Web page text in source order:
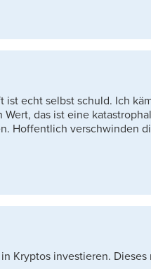
ist echt selbst schuld. Ich
das ist eine
Hoffentlich verschwinden
Kryptos investieren.